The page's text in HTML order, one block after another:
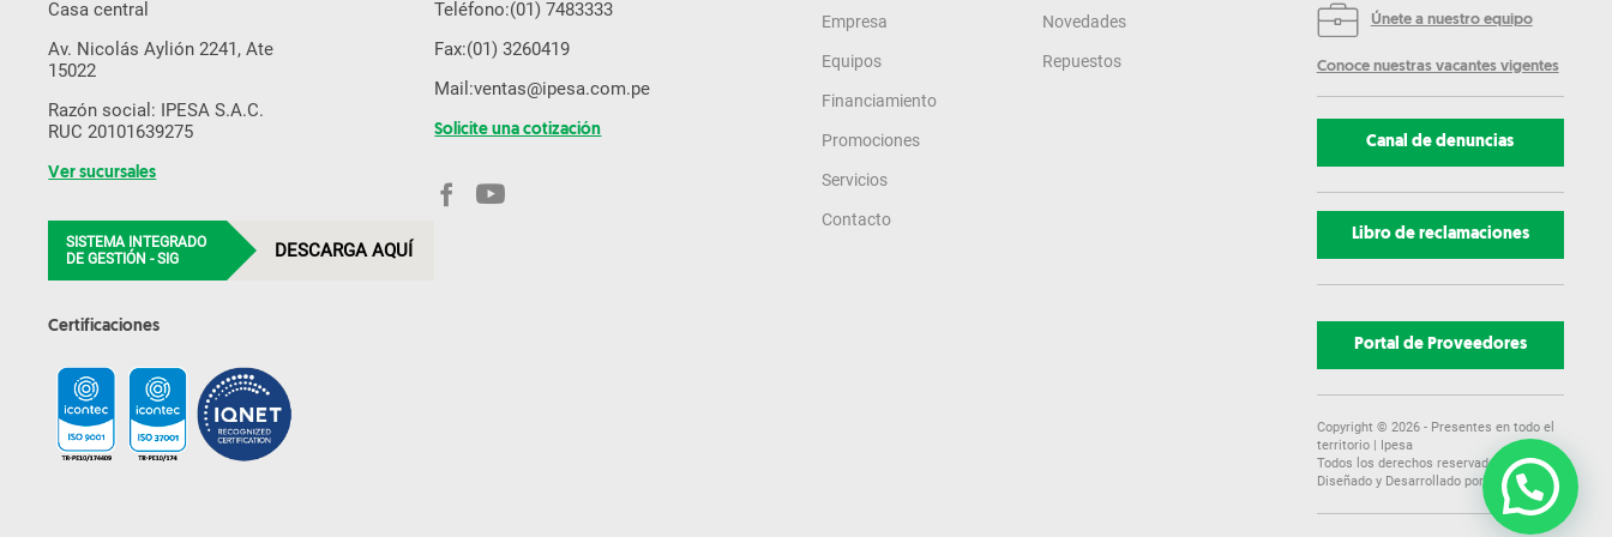
Casa central
Av. Nicolás Aylión 2241, Ate
15022
Razón social: IPESA S.A.C.
RUC 20101639275
Ver sucursales
SISTEMA INTEGRADO
DE GESTIÓN - SIG
DESCARGA AQUÍ
Certificaciones
Teléfono:(01) 7483333
Fax:(01) 3260419
Mail:ventas@ipesa.com.pe
Solicite una cotización
Empresa
Equipos
Financiamiento
Promociones
Servicios
Contacto
Novedades
Repuestos
Únete a nuestro equipo
Conoce nuestras vacantes vigentes
Canal de denuncias
Libro de reclamaciones
Portal de Proveedores
Copyright © 2026- Presentes en todo el
territorio | Ipesa
Todos los derechos reservados.
Diseñado y Desarrollado por